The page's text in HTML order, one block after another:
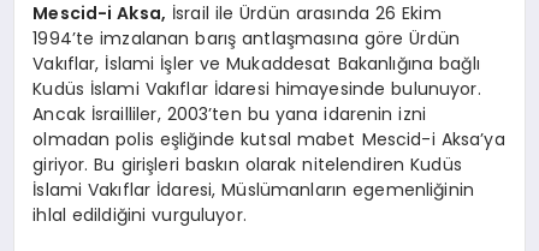
Mescid-i Aksa, İsrail ile Ürdün arasında 26 Ekim
1994’te imzalanan barış antlaşmasına göre Ürdün
Vakıflar, İslami İşler ve Mukaddesat Bakanlığına bağlı
Kudüs İslami Vakıflar İdaresi himayesinde bulunuyor.
Ancak İsrailliler, 2003’ten bu yana idarenin izni
olmadan polis eşliğinde kutsal mabet Mescid-i Aksa’ya
giriyor. Bu girişleri baskın olarak nitelendiren Kudüs
İslami Vakıflar İdaresi, Müslümanların egemenliğinin
ihlal edildiğini vurguluyor.